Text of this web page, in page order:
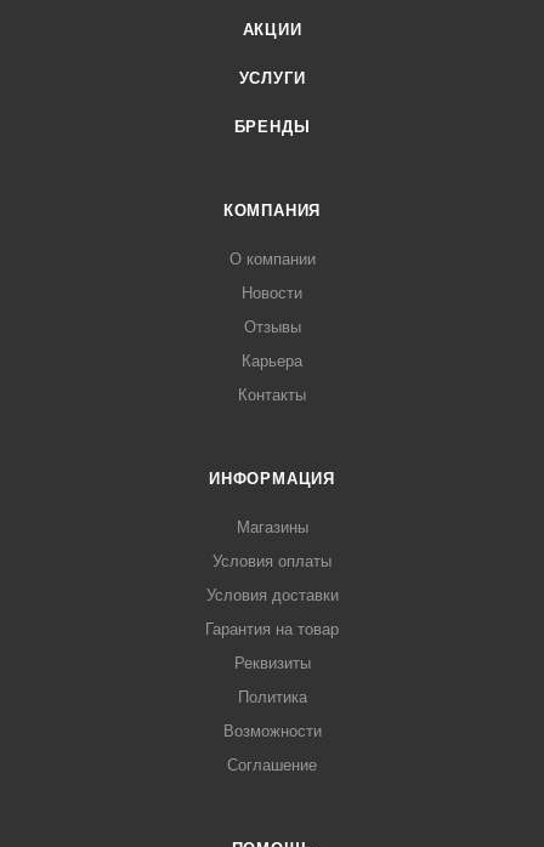
АКЦИИ
УСЛУГИ
БРЕНДЫ
КОМПАНИЯ
О компании
Новости
Отзывы
Карьера
Контакты
ИНФОРМАЦИЯ
Магазины
Условия оплаты
Условия доставки
Гарантия на товар
Реквизиты
Политика
Возможности
Соглашение